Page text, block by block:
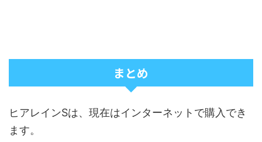
まとめ
ヒアレインSは、現在はインターネットで購入でき
ます。